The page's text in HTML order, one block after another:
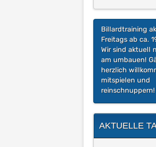
Billardtraining
Freitags ab ca.
Wir sind aktuell
am umbauen!
herzlich
mitspielen und
reinschnuppern!
AKTUELLE